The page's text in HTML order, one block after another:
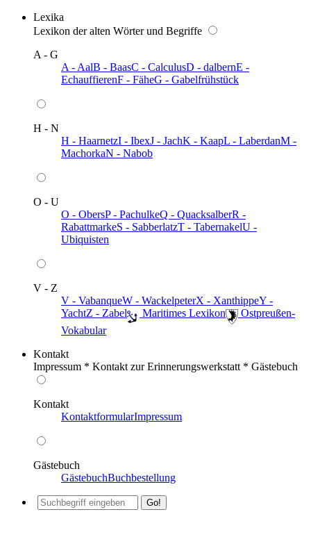
Lexika
Lexikon der alten Wörter und Begriffe
A - G
A - AalB - BaasC - CalculusD - dalbernE -
EchauffierenF - FäheG - Gabelfrühstück
H - N
H - HaarnetzI - IbexJ - JachK - KaapL - LaberdanM -
MachorkaN - Nabob
O - U
O - ObersP - PachulkeQ - QuacksalberR -
RabattmarkeS - SabberlatzT - TabernakelU -
Ubiquisten
V - Z
V - VabanqueW - WackelpeterX - XanthippeY -
YachtZ - Zabel ️ Maritimes Lexikon
️ Ostpreußen-
Vokabular
Kontakt
Impressum * Kontakt zur Erinnerungswerkstatt * Gästebuch
Kontakt
KontaktformularImpressum
Gästebuch
GästebuchBuchbestellung